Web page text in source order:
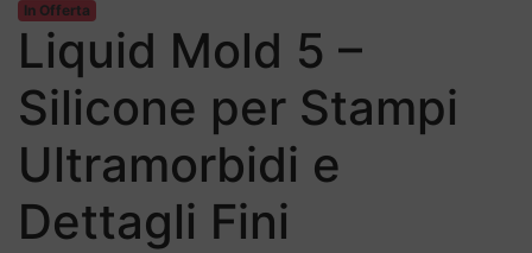
In Offerta
Liquid Mold 5 –
Silicone per Stampi
Ultramorbidi e
Dettagli Fini